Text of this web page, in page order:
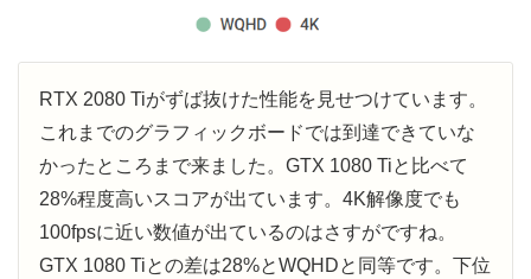
RTX 2080 Tiがずば抜けた性能を見せつけています。
これまでのグラフィックボードでは到達できていな
かったところまで来ました。GTX 1080 Tiと比べて
28%程度高いスコアが出ています。4K解像度でも
100fpsに近い数値が出ているのはさすがですね。
GTX 1080 Tiとの差は28%とWQHDと同等です。下位